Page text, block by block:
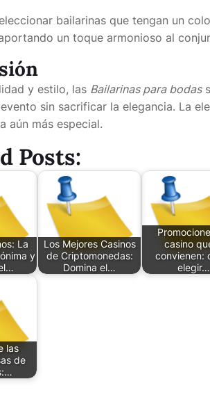
bailarinas que tengan un
un toque armonioso al
y estilo, las Bailarinas para bodas
sin sacrificar la elegancia. La
aún más especial.
Posts:
La
y
Los Mejores Casinos
de Criptomonedas:
Domina el…
casino
convienen:
elegir…
las
de